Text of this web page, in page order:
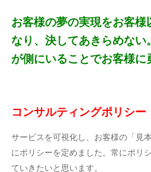
お客様の夢の実現をお客様
なり、決してあきらめない
が側にいることでお客様に
コンサルティングポリシー
サービスを可視化し、お客様の「見
にポリシーを定めました。常にポリ
ていきたいと思います。